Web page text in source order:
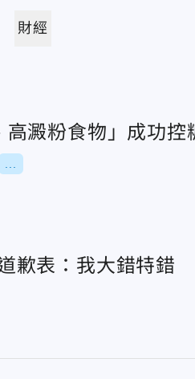
財經
澱粉食物」成功控
歉表：我大錯特錯